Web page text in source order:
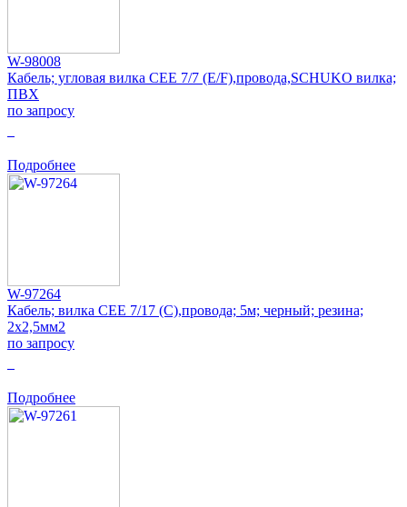
W-98008
Кабель; угловая вилка CEE 7/7 (E/F),провода,SCHUKO вилка;
ПВХ
по запросу
Подробнее
W-97264
Кабель; вилка CEE 7/17 (C),провода; 5м; черный; резина;
2x2,5мм2
по запросу
Подробнее